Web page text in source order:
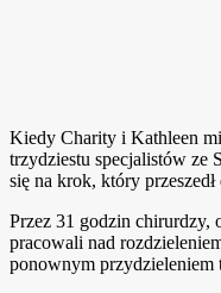
Kiedy Charity i Kathleen
trzydziestu specjalistów ze
się na krok, który
Przez 31 godzin chirurdzy,
pracowali nad
ponownym przydzieleniem